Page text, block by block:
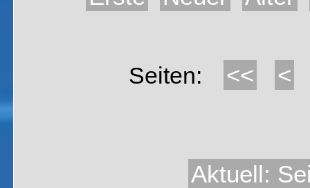
Seiten: << <
Aktuell: